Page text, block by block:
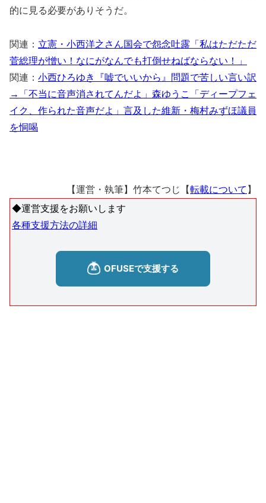
的に見る必要がありそうだ。
関連： 立憲・小西洋之さん国会で怨念吐露「私はただただ
菅総理が憎い！なにがなんでも打倒せねばならない！」
関連： 小西ひろゆき『嘘でいいから』問題で苦しい言い訳
→「不当に音声消されてんだよ」森ゆうこ「ディープフェ
イク、作られた音声だよ」言及した維新・梅村みずほ議員
を恫喝
【運営・執筆】竹本てつじ【転載について 】
◆運営支援をお願いします
各種支援方法の詳細